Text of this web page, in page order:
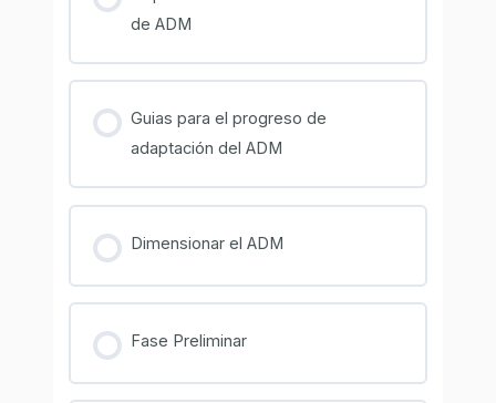
de ADM
Guias para el progreso de
adaptación del ADM
Dimensionar el ADM
Fase Preliminar